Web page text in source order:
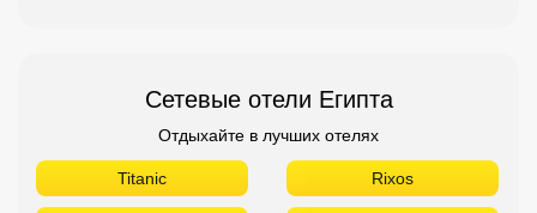
Сетевые отели Египта
Отдыхайте в лучших отелях
Titanic Rixos